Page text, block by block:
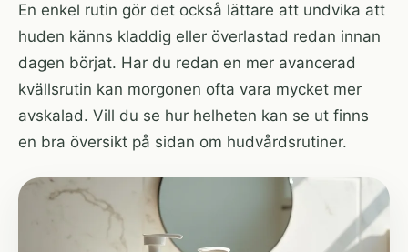
En enkel rutin gör det också lättare att undvika att
huden känns kladdig eller överlastad redan innan
dagen börjat. Har du redan en mer avancerad
kvällsrutin kan morgonen ofta vara mycket mer
avskalad. Vill du se hur helheten kan se ut finns
en bra översikt på sidan om hudvårdsrutiner.